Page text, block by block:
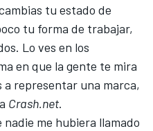
tu estado de
tu forma de trabajar,
Lo ves en los
en que la gente te mira
a representar una marca,
Crash.net.
me hubiera llamado